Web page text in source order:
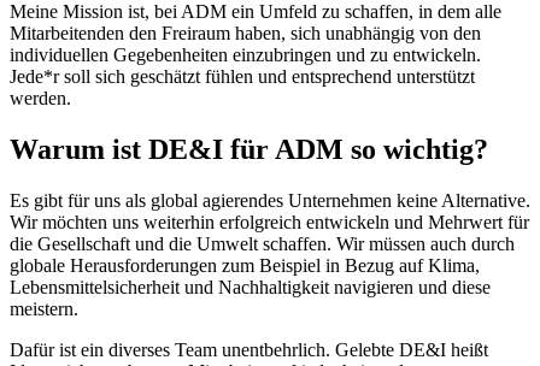
Meine Mission ist, bei ADM ein Umfeld zu schaffen, in dem alle
Mitarbeitenden den Freiraum haben, sich unabhängig von den
individuellen Gegebenheiten einzubringen und zu entwickeln.
Jede*r soll sich geschätzt fühlen und entsprechend unterstützt
werden.
Warum ist DE&I für ADM so wichtig?
Es gibt für uns als global agierendes Unternehmen keine Alternative.
Wir möchten uns weiterhin erfolgreich entwickeln und Mehrwert für
die Gesellschaft und die Umwelt schaffen. Wir müssen auch durch
globale Herausforderungen zum Beispiel in Bezug auf Klima,
Lebensmittelsicherheit und Nachhaltigkeit navigieren und diese
meistern.
Dafür ist ein diverses Team unentbehrlich. Gelebte DE&I heißt